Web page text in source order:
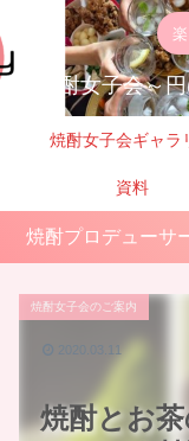
焼酎女子会～
焼酎女子会ギャラ
資料
焼酎プロデューサ
焼酎とお
焼酎女子会のご案内
2020.03.11